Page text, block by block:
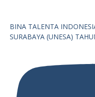
BINA TALENTA
SURABAYA (UNESA)